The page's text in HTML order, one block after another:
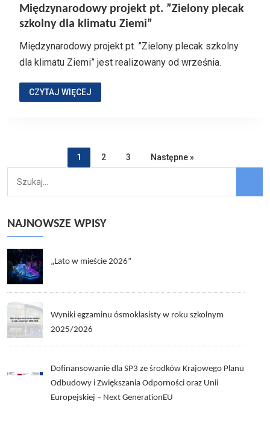
Międzynarodowy projekt pt. ”Zielony plecak
szkolny dla klimatu Ziemi”
Międzynarodowy projekt pt. ”Zielony plecak szkolny
dla klimatu Ziemi” jest realizowany od września.
CZYTAJ WIĘCEJ
1 2 3 Następne »
NAJNOWSZE WPISY
„Lato w mieście 2026”
Wyniki egzaminu ósmoklasisty w roku szkolnym
2025/2026
Dofinansowanie dla SP3 ze środków Krajowego Planu
Odbudowy i Zwiększania Odporności oraz Unii
Europejskiej – Next GenerationEU